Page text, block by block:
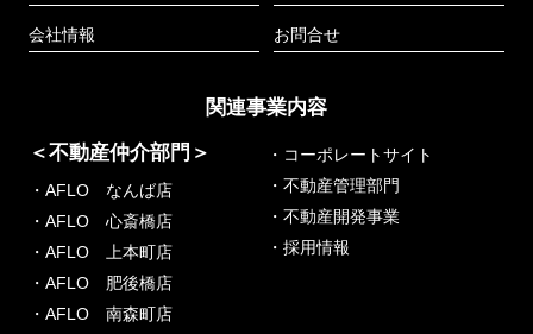
会社情報 お問合せ
関連事業内容
＜不動産仲介部門＞
・AFLO なんば店
・AFLO 心斎橋店
・AFLO 上本町店
・AFLO 肥後橋店
・AFLO 南森町店
・コーポレートサイト
・不動産管理部門
・不動産開発事業
・採用情報